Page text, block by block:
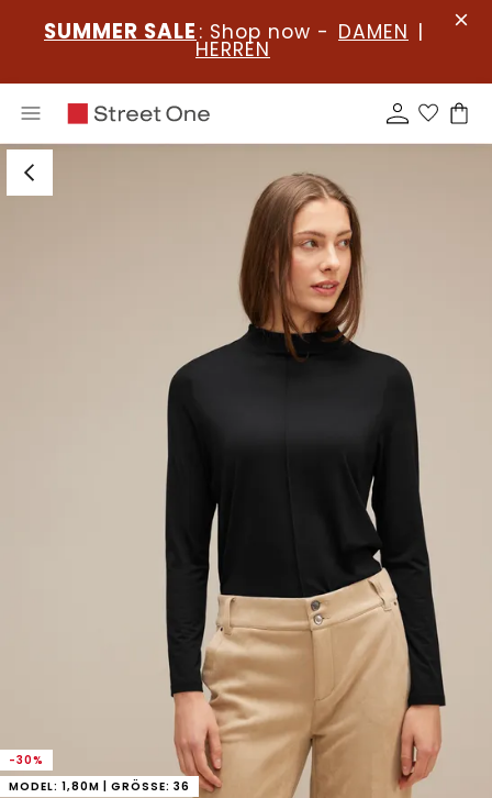
SUMMER SALE : Shop now - DAMEN |
HERREN
-30%
MODEL: 1,80M | GRÖSSE: 36